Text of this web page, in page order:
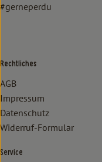
#gerneperdu
Rechtliches
AGB
Impressum
Datenschutz
Widerruf-Formular
Service